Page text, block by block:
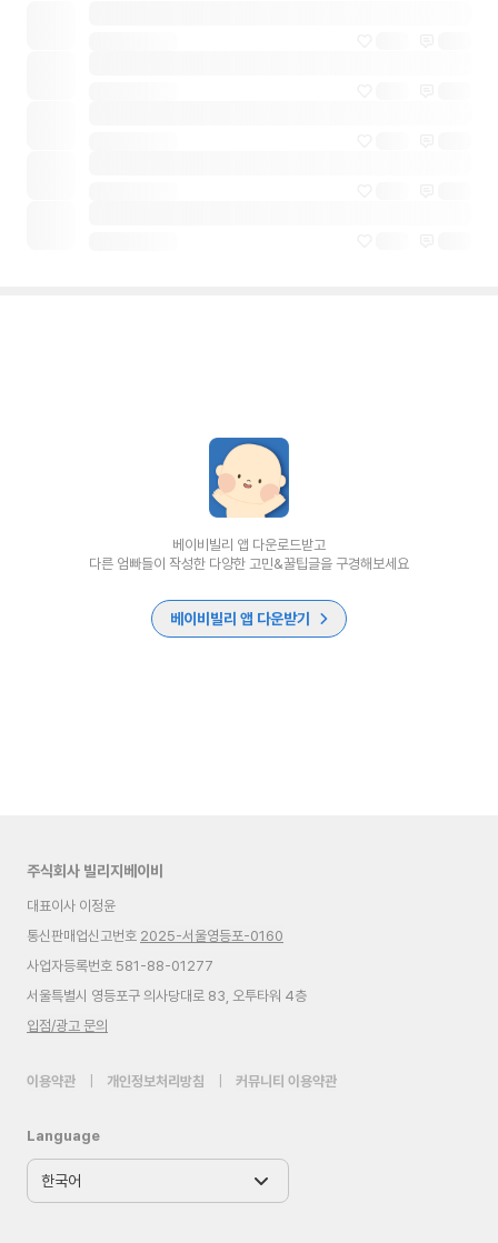
베이비빌리 앱 다운로드받고
다른 엄빠들이 작성한 다양한 고민&꿀팁글을 구경해보세요
베이비빌리 앱 다운받기
주식회사 빌리지베이비
대표이사 이정윤
통신판매업신고번호 2025-서울영등포-0160
사업자등록번호 581-88-01277
서울특별시 영등포구 의사당대로 83, 오투타워 4층
입점/광고 문의
이용약관 개인정보처리방침 커뮤니티 이용약관
Language